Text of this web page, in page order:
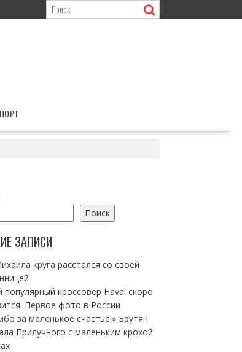
Поиск
ЗАПИСИ
круга расстался со своей
кроссовер Haval скоро
Первое фото в России
за маленькое счастье!» Брутян
Прилучного с маленьким крохой